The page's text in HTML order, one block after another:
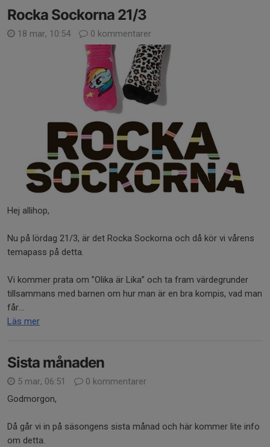
Rocka Sockorna 21/3
18 mar, 10:54 0 kommentarer
Hej allihop,
Nu på lördag 21/3, är det Rocka Sockorna och då kör vi vårens
temapass på detta.
Vi kommer prata om ”Olika är Lika” och ta fram värdegrunder
tillsammans med barnen om hur man är en bra kompis, vad man
får...
Läs mer
Sista månaden
5 mar, 06:51
0 kommentarer
Godmorgon,
Då går vi in på säsongens sista månad och här kommer lite info
om detta.